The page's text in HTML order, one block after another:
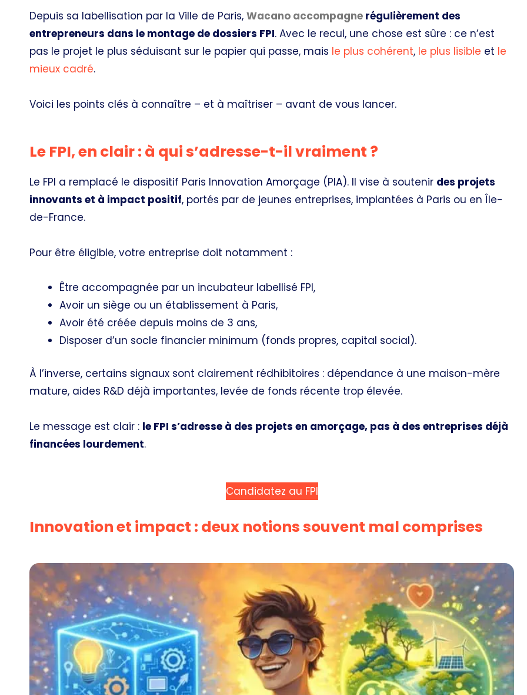
Depuis sa labellisation par la Ville de Paris, Wacano accompagne régulièrement des
entrepreneurs dans le montage de dossiers FPI. Avec le recul, une chose est sûre : ce n’est
pas le projet le plus séduisant sur le papier qui passe, mais le plus cohérent, le plus lisible et le
mieux cadré.
Voici les points clés à connaître – et à maîtriser – avant de vous lancer.
Le FPI, en clair : à qui s’adresse-t-il vraiment ?
Le FPI a remplacé le dispositif Paris Innovation Amorçage (PIA). Il vise à soutenir des projets
innovants et à impact positif, portés par de jeunes entreprises, implantées à Paris ou en Île-
de-France.
Pour être éligible, votre entreprise doit notamment :
Être accompagnée par un incubateur labellisé FPI,
Avoir un siège ou un établissement à Paris,
Avoir été créée depuis moins de 3 ans,
Disposer d’un socle financier minimum (fonds propres, capital social).
À l’inverse, certains signaux sont clairement rédhibitoires : dépendance à une maison-mère
mature, aides R&D déjà importantes, levée de fonds récente trop élevée.
Le message est clair : le FPI s’adresse à des projets en amorçage, pas à des entreprises déjà
financées lourdement.
Candidatez au FPI
Innovation et impact : deux notions souvent mal comprises